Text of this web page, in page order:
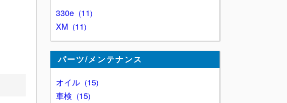
330e
11
XM
11
パーツ/メンテナンス
オイル
15
車検
15